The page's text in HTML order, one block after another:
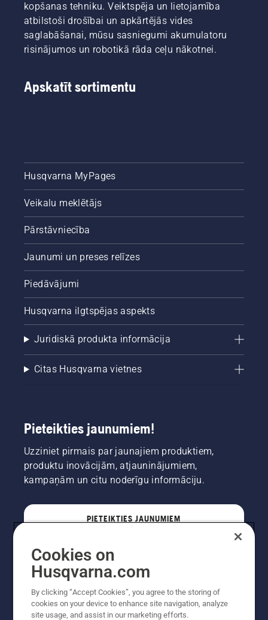
kopšanas tehniku. Veiktspēja un lietojamība
atbilstoši drošībai un apkārtējās vides
saglabāšanai, mūsu sasniegumi akumulatoru
risinājumos un robotikā rāda ceļu nākotnei.
Apskatīt sortimentu
Husqvarna MyPages
Veikalu meklētājs
Pārstāvniecība
Jaunumi un preses relīzes
Piedāvājumi
Husqvarna ilgtspējas aspekts
Juridiskā produkta informācija
Citas Husqvarna vietnes
Pieteikties jaunumiem!
Uzziniet pirmais par jaunajiem produktiem,
produktu inovācijām, atjauninājumiem,
kampaņām un citu noderīgu informāciju.
PIETEIKTIES JAUNUMIEM
Cookies on
Husqvarna.com
By clicking “Accept Cookies”, you agree to the storing of
cookies on your device to enhance site navigation, analyze
site usage, and assist in our marketing efforts.